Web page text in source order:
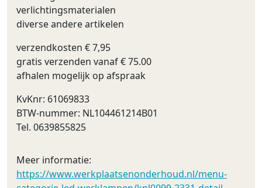
verlichtingsmaterialen
diverse andere artikelen
verzendkosten € 7,95
gratis verzenden vanaf € 75.00
afhalen mogelijk op afspraak
KvKnr: 61069833
BTW-nummer: NL104461214B01
Tel. 0639855825
Meer informatie:
https://www.werkplaatsenonderhoud.nl/menu-